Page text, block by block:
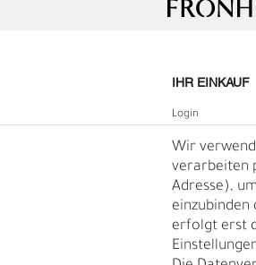
R
IHR EINKAUF
Login
B2B Login
Registrieren
Wunschliste
Warenkorb
Kasse
Wir
verarbeiten
Adresse),
einzubinden
erfolgt erst